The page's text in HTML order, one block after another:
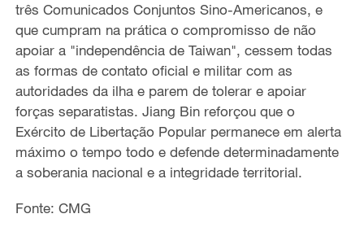
três Comunicados Conjuntos Sino-Americanos, e
que cumpram na prática o compromisso de não
apoiar a "independência de Taiwan", cessem todas
as formas de contato oficial e militar com as
autoridades da ilha e parem de tolerar e apoiar
forças separatistas. Jiang Bin reforçou que o
Exército de Libertação Popular permanece em alerta
máximo o tempo todo e defende determinadamente
a soberania nacional e a integridade territorial.
Fonte: CMG